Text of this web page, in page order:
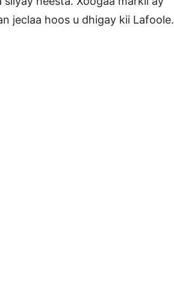
jeclaa hoos u dhigay kii Lafoole.